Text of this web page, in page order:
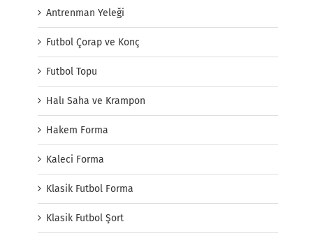
Antrenman Yeleği
Futbol Çorap ve Konç
Futbol Topu
Halı Saha ve Krampon
Hakem Forma
Kaleci Forma
Klasik Futbol Forma
Klasik Futbol Şort